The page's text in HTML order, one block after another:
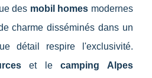
des mobil homes modernes
charme disséminés dans un
détail respire l'exclusivité.
et lecamping Alpes